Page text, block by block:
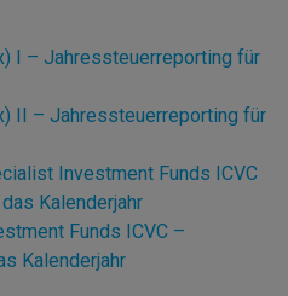
I – Jahressteuerreporting für
II – Jahressteuerreporting für
Investment Funds ICVC
Kalenderjahr
Funds ICVC –
Kalenderjahr